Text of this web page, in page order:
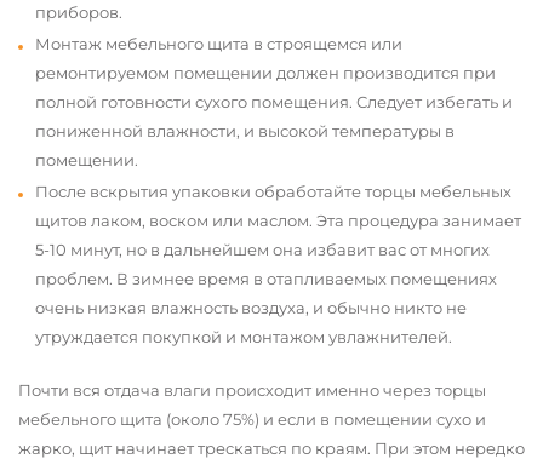
приборов.
Монтаж мебельного щита в строящемся или
ремонтируемом помещении должен производится при
полной готовности сухого помещения. Следует избегать и
пониженной влажности, и высокой температуры в
помещении.
После вскрытия упаковки обработайте торцы мебельных
щитов лаком, воском или маслом. Эта процедура занимает
5-10 минут, но в дальнейшем она избавит вас от многих
проблем. В зимнее время в отапливаемых помещениях
очень низкая влажность воздуха, и обычно никто не
утруждается покупкой и монтажом увлажнителей.
Почти вся отдача влаги происходит именно через торцы
мебельного щита (около 75%) и если в помещении сухо и
жарко, щит начинает трескаться по краям. При этом нередко